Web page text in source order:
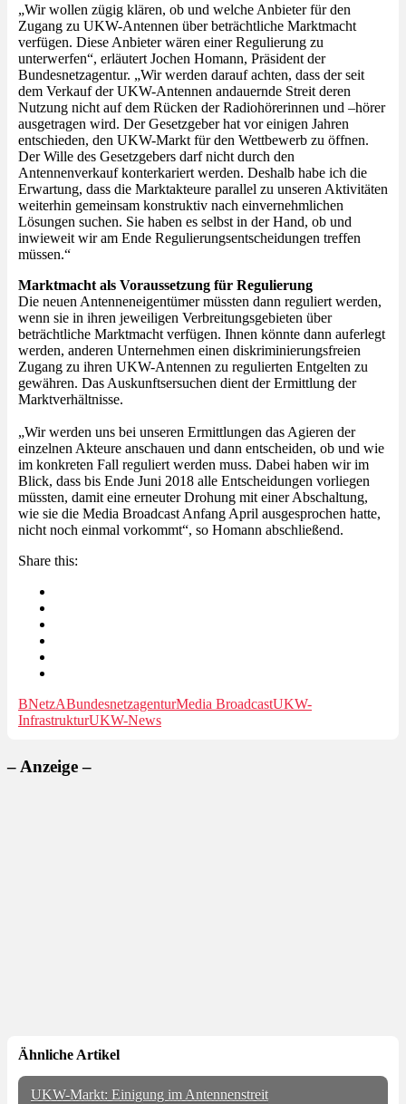
„Wir wollen zügig klären, ob und welche Anbieter für den
Zugang zu UKW-Antennen über beträchtliche Marktmacht
verfügen. Diese Anbieter wären einer Regulierung zu
unterwerfen“, erläutert Jochen Homann, Präsident der
Bundesnetzagentur. „Wir werden darauf achten, dass der seit
dem Verkauf der UKW-Antennen andauernde Streit deren
Nutzung nicht auf dem Rücken der Radiohörerinnen und –hörer
ausgetragen wird. Der Gesetzgeber hat vor einigen Jahren
entschieden, den UKW-Markt für den Wettbewerb zu öffnen.
Der Wille des Gesetzgebers darf nicht durch den
Antennenverkauf konterkariert werden. Deshalb habe ich die
Erwartung, dass die Marktakteure parallel zu unseren Aktivitäten
weiterhin gemeinsam konstruktiv nach einvernehmlichen
Lösungen suchen. Sie haben es selbst in der Hand, ob und
inwieweit wir am Ende Regulierungsentscheidungen treffen
müssen.“
Marktmacht als Voraussetzung für Regulierung
Die neuen Antenneneigentümer müssten dann reguliert werden,
wenn sie in ihren jeweiligen Verbreitungsgebieten über
beträchtliche Marktmacht verfügen. Ihnen könnte dann auferlegt
werden, anderen Unternehmen einen diskriminierungsfreien
Zugang zu ihren UKW-Antennen zu regulierten Entgelten zu
gewähren. Das Auskunftsersuchen dient der Ermittlung der
Marktverhältnisse.
„Wir werden uns bei unseren Ermittlungen das Agieren der
einzelnen Akteure anschauen und dann entscheiden, ob und wie
im konkreten Fall reguliert werden muss. Dabei haben wir im
Blick, dass bis Ende Juni 2018 alle Entscheidungen vorliegen
müssten, damit eine erneuter Drohung mit einer Abschaltung,
wie sie die Media Broadcast Anfang April ausgesprochen hatte,
nicht noch einmal vorkommt“, so Homann abschließend.
Share this:
BNetzABundesnetzagenturMedia BroadcastUKW-
InfrastrukturUKW-News
– Anzeige –
Ähnliche Artikel
UKW-Markt: Einigung im Antennenstreit